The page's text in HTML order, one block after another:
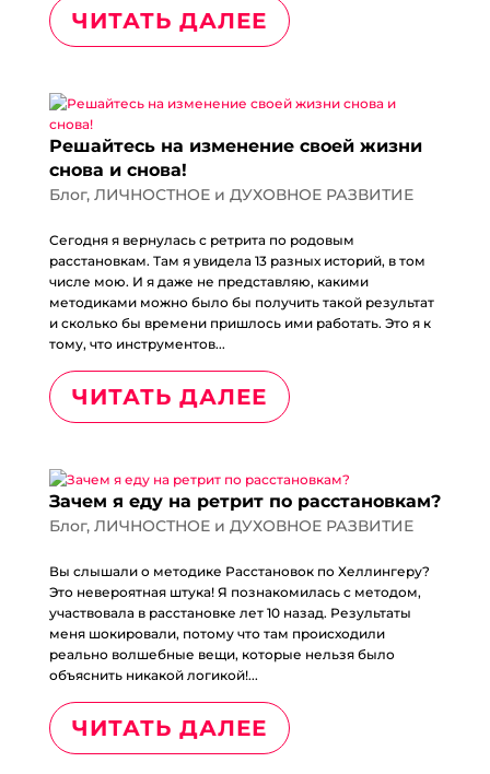
ЧИТАТЬ ДАЛЕЕ
Решайтесь на изменение своей жизни
снова и снова!
Блог, ЛИЧНОСТНОЕ и ДУХОВНОЕ РАЗВИТИЕ
Сегодня я вернулась с ретрита по родовым
расстановкам. Там я увидела 13 разных историй, в том
числе мою. И я даже не представляю, какими
методиками можно было бы получить такой результат
и сколько бы времени пришлось ими работать. Это я к
тому, что инструментов...
ЧИТАТЬ ДАЛЕЕ
Зачем я еду на ретрит по расстановкам?
Блог, ЛИЧНОСТНОЕ и ДУХОВНОЕ РАЗВИТИЕ
Вы слышали о методике Расстановок по Хеллингеру?
Это невероятная штука! Я познакомилась с методом,
участвовала в расстановке лет 10 назад. Результаты
меня шокировали, потому что там происходили
реально волшебные вещи, которые нельзя было
объяснить никакой логикой!...
ЧИТАТЬ ДАЛЕЕ